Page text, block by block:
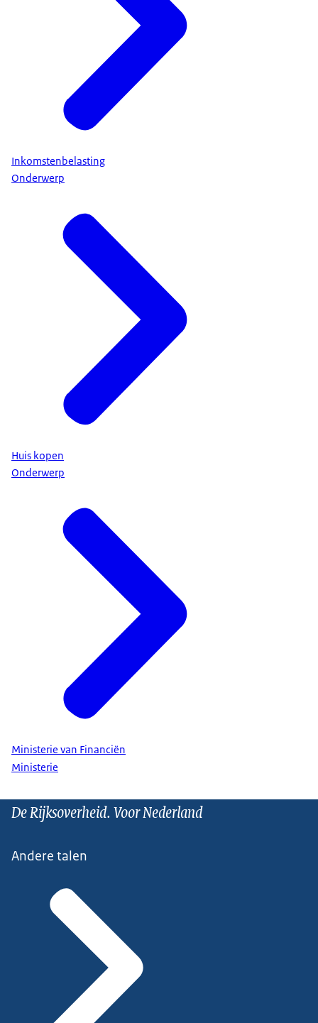
Inkomstenbelasting
Onderwerp
Huis kopen
Onderwerp
Ministerie van Financiën
Ministerie
De Rijksoverheid. Voor Nederland
Andere talen